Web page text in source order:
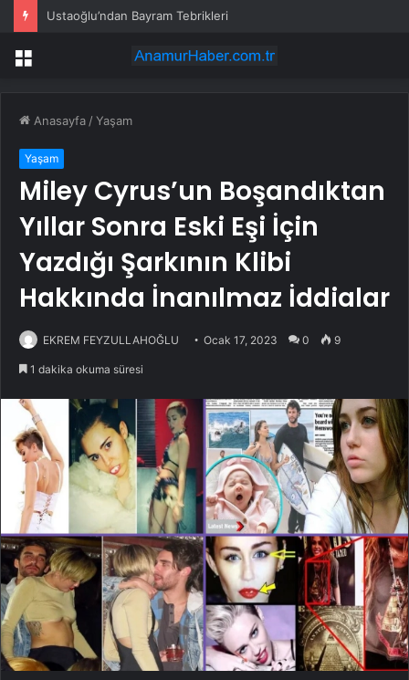
Ustaoğlu’ndan Bayram Tebrikleri
Menü
Anasayfa /Yaşam
Yaşam
Miley Cyrus’un Boşandıktan
Yıllar Sonra Eski Eşi İçin
Yazdığı Şarkının Klibi
Hakkında İnanılmaz İddialar
EKREM FEYZULLAHOĞLU Ocak 17, 2023 0 9
1 dakika okuma süresi